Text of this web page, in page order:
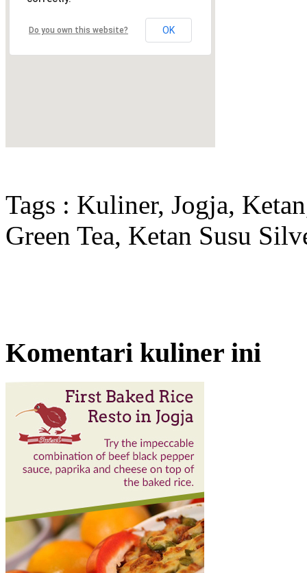
Do you own this website? OK
Tags : Kuliner, Jogja,
Green Tea, Ketan Susu
Komentari kuliner ini